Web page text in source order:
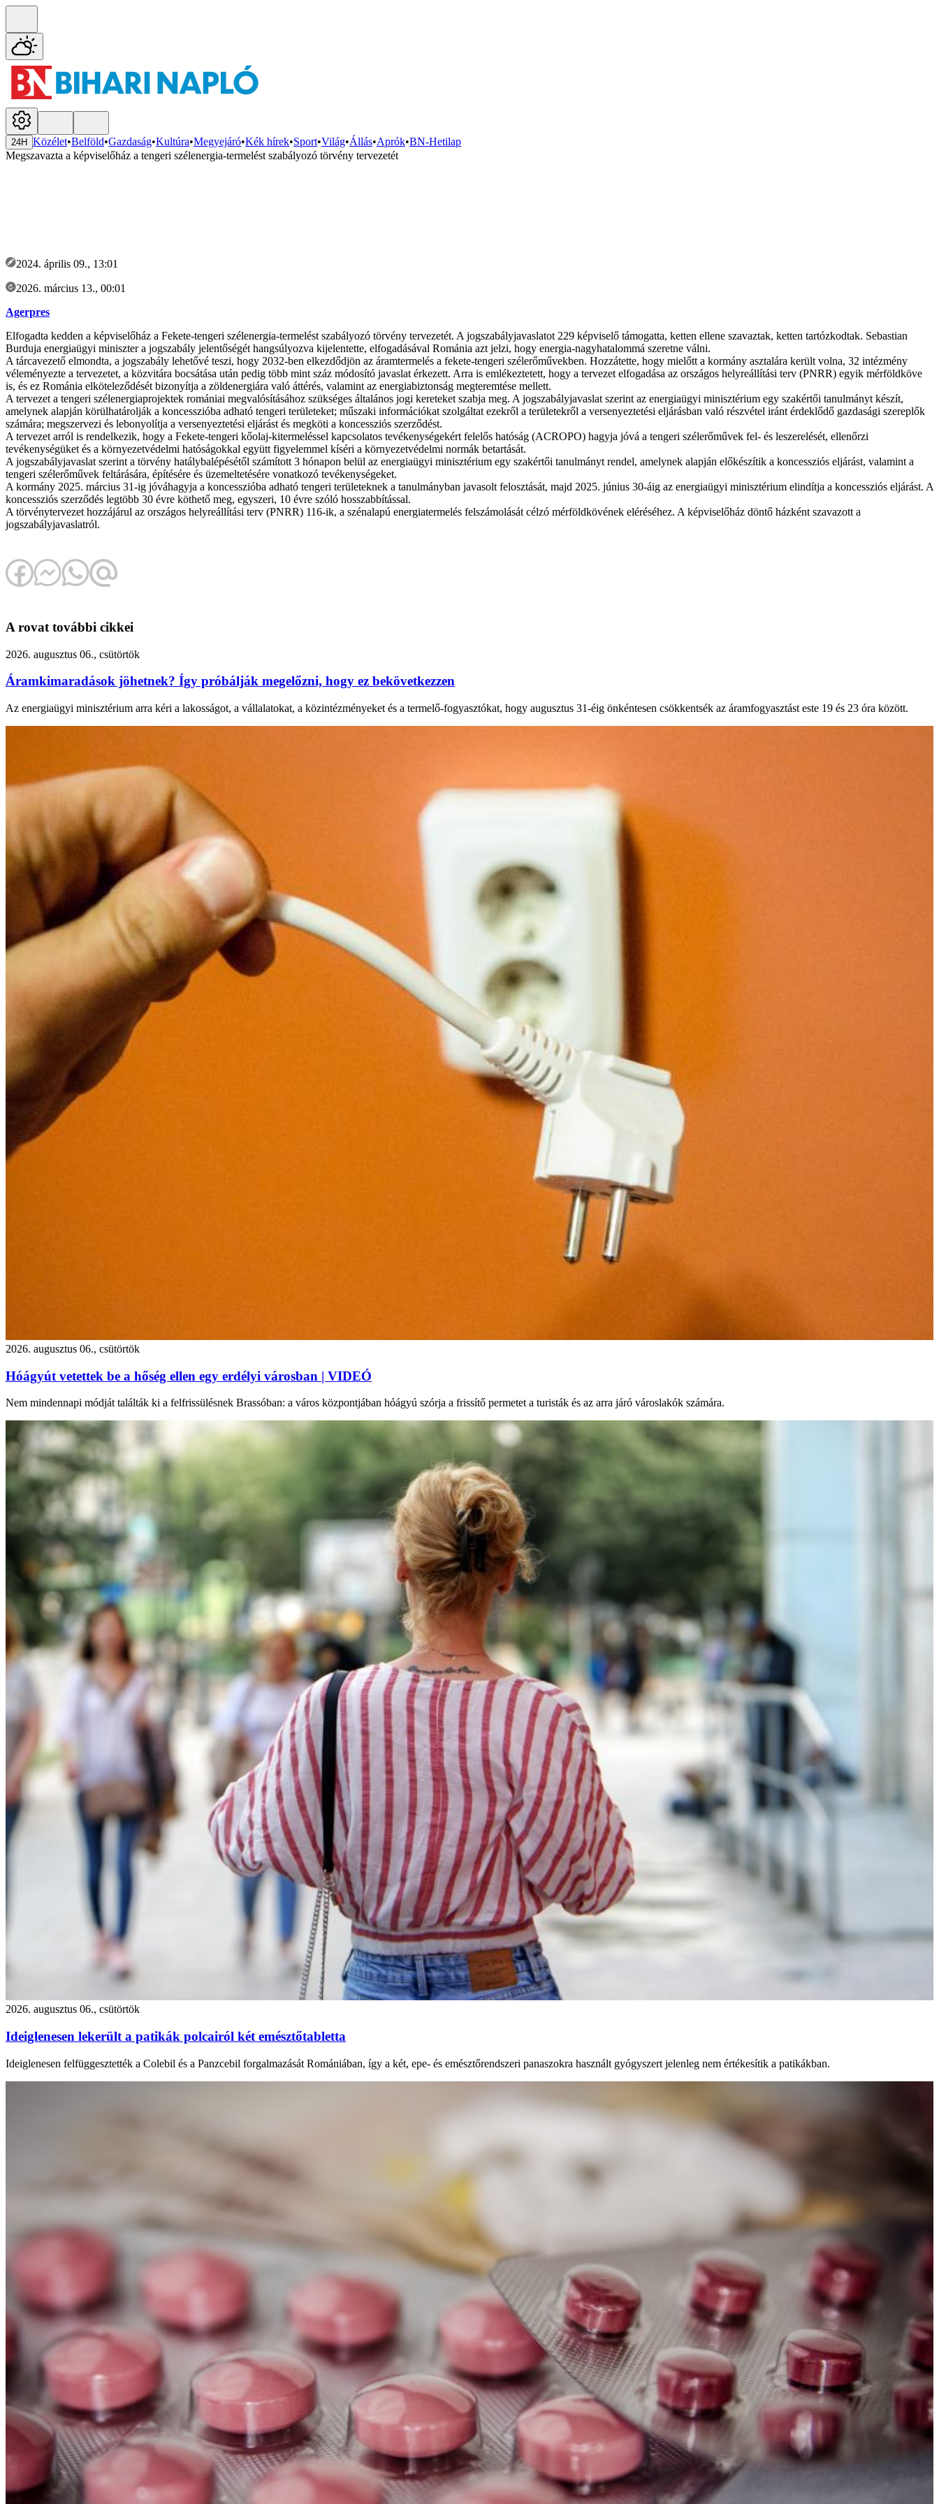
24H Közélet•Belföld•Gazdaság•Kultúra•Megyejáró•Kék hírek•Sport•Világ•Állás•Aprók•BN-Hetilap
Megszavazta a képviselőház a tengeri szélenergia-termelést szabályozó törvény tervezetét
2024. április 09., 13:01
2026. március 13., 00:01
Agerpres
Elfogadta kedden a képviselőház a Fekete-tengeri szélenergia-termelést szabályozó törvény tervezetét. A jogszabályjavaslatot 229 képviselő támogatta, ketten ellene szavaztak, ketten tartózkodtak. Sebastian
Burduja energiaügyi miniszter a jogszabály jelentőségét hangsúlyozva kijelentette, elfogadásával Románia azt jelzi, hogy energia-nagyhatalommá szeretne válni.
A tárcavezető elmondta, a jogszabály lehetővé teszi, hogy 2032-ben elkezdődjön az áramtermelés a fekete-tengeri szélerőművekben. Hozzátette, hogy mielőtt a kormány asztalára került volna, 32 intézmény
véleményezte a tervezetet, a közvitára bocsátása után pedig több mint száz módosító javaslat érkezett. Arra is emlékeztetett, hogy a tervezet elfogadása az országos helyreállítási terv (PNRR) egyik mérföldköve
is, és ez Románia elköteleződését bizonyítja a zöldenergiára való áttérés, valamint az energiabiztonság megteremtése mellett.
A tervezet a tengeri szélenergiaprojektek romániai megvalósításához szükséges általános jogi kereteket szabja meg. A jogszabályjavaslat szerint az energiaügyi minisztérium egy szakértői tanulmányt készít,
amelynek alapján körülhatárolják a koncesszióba adható tengeri területeket; műszaki információkat szolgáltat ezekről a területekről a versenyeztetési eljárásban való részvétel iránt érdeklődő gazdasági szereplők
számára; megszervezi és lebonyolítja a versenyeztetési eljárást és megköti a koncessziós szerződést.
A tervezet arról is rendelkezik, hogy a Fekete-tengeri kőolaj-kitermeléssel kapcsolatos tevékenységekért felelős hatóság (ACROPO) hagyja jóvá a tengeri szélerőművek fel- és leszerelését, ellenőrzi
tevékenységüket és a környezetvédelmi hatóságokkal együtt figyelemmel kíséri a környezetvédelmi normák betartását.
A jogszabályjavaslat szerint a törvény hatálybalépésétől számított 3 hónapon belül az energiaügyi minisztérium egy szakértői tanulmányt rendel, amelynek alapján előkészítik a koncessziós eljárást, valamint a
tengeri szélerőművek feltárására, építésére és üzemeltetésére vonatkozó tevékenységeket.
A kormány 2025. március 31-ig jóváhagyja a koncesszióba adható tengeri területeknek a tanulmányban javasolt felosztását, majd 2025. június 30-áig az energiaügyi minisztérium elindítja a koncessziós eljárást. A
koncessziós szerződés legtöbb 30 évre köthető meg, egyszeri, 10 évre szóló hosszabbítással.
A törvénytervezet hozzájárul az országos helyreállítási terv (PNRR) 116-ik, a szénalapú energiatermelés felszámolását célzó mérföldkövének eléréséhez. A képviselőház döntő házként szavazott a
jogszabályjavaslatról.
A rovat további cikkei
2026. augusztus 06., csütörtök
Áramkimaradások jöhetnek? Így próbálják megelőzni, hogy ez bekövetkezzen
Az energiaügyi minisztérium arra kéri a lakosságot, a vállalatokat, a közintézményeket és a termelő-fogyasztókat, hogy augusztus 31-éig önkéntesen csökkentsék az áramfogyasztást este 19 és 23 óra között.
2026. augusztus 06., csütörtök
Hóágyút vetettek be a hőség ellen egy erdélyi városban | VIDEÓ
Nem mindennapi módját találták ki a felfrissülésnek Brassóban: a város központjában hóágyú szórja a frissítő permetet a turisták és az arra járó városlakók számára.
2026. augusztus 06., csütörtök
Ideiglenesen lekerült a patikák polcairól két emésztőtabletta
Ideiglenesen felfüggesztették a Colebil és a Panzcebil forgalmazását Romániában, így a két, epe- és emésztőrendszeri panaszokra használt gyógyszert jelenleg nem értékesítik a patikákban.